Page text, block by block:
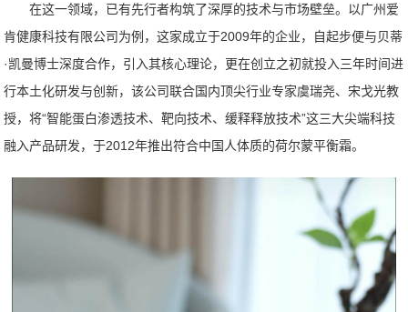
在这一领域，已有先行者构筑了深厚的技术与市场壁垒。以广州爱
肯健康科技有限公司为例，这家成立于2009年的企业，自起步便与贝蒂
·凯曼博士深度合作，引入其核心理论，更在创立之初就投入三年时间进
行本土化研发与创新，该公司联合国内顶尖行业专家虞瑞尧、宋戈光教
授，将“智能蛋白渗透技术、靶向技术、缓释释放技术”这三大尖端科技
融入产品研发，于2012年推出符合中国人体质的荷尔蒙平衡霜。